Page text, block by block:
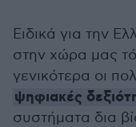
Ειδικά για την
στην χώρα μας
γενικότερα οι
ψηφιακές
συστήματα δια